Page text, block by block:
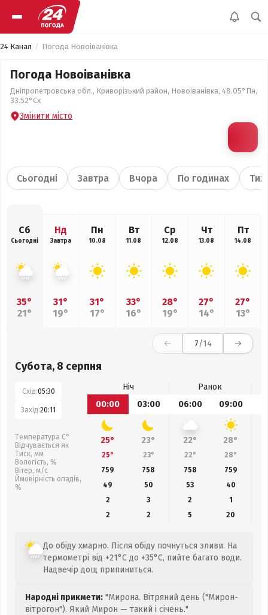
24 Канал Погода Новоіванівка
Погода Новоіванівка
Дніпропетровська обл., Криворізький район, Новоіванівка, 48.05°Пн,
33.52°Сх
Змінити місто
Сьогодні Завтра Вчора По годинах
Сб
Сьогодні
35°
21°
Нд
Завтра
31°
19°
Пн
10.08
31°
17°
Вт
11.08
33°
16°
Ср
12.08
28°
19°
Чт
13.08
27°
14°
Пт
14.08
27°
13°
7/14
Субота, 8 серпня
Схід:05:30
Захід:20:11
Температура С°
Відчувається як
Тиск, мм
Вологість, %
Вітер, м/с
Ймовірність опадів,
%
Ніч
Ранок
00:00
03:00 06:00 09:00
25° 23° 22° 28°
25° 23° 22° 28°
759
758 758 759
49
50 53
40
2
3 2
1
2
2 5 20
До обіду хмарно. Після обіду почнуться зливи. На
термометрі від +21°C до +35°C, пийте багато води.
Надвечір дощ припиниться.
Народні прикмети: "Мирона. Вітряний день ("Мирон-
вітрогон"). Який Мирон — такий і січень."